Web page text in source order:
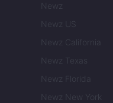
Newz
Newz US
Newz California
Newz Texas
Newz Florida
Newz New York